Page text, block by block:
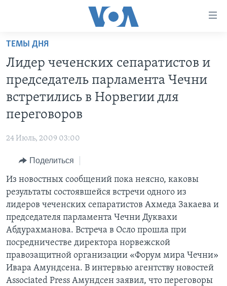
Перейти
основной
контент
Перейти
основной
Перейти
поиск
ПРОГРАММЫ
ДИСКУССИЯ VOA
ДЕТАЛИ
НЬЮ-ЙОРК NEW YORK
АМЕРИКА. БОЛЬШОЕ ПУТЕШЕСТВИЕ
ПРОЕКТЫ
АРТЕФАКТЫ
АМЕРИКАНСКИЕ ГОРОДКИ
ТЕСТЫ
ФАКТЫ ПРОТИВ ФЕЙКОВ
ЗА СВОБОДУ ПРЕССЫ
УЧИМ АНГЛИЙСКИЙ
ВИДЕО
ПОДПИСКА НА НОВОСТИ
Learning English
СОЦИАЛЬНЫЕ СЕТИ
ТЕМЫ ДНЯ
Лидер чеченских сепаратистов и
председатель парламента Чечни
встретились в Норвегии для
переговоров
24 Июль, 2009 03:00
Поделиться
Из новостных сообщений пока неясно, каковы
результаты состоявшейся встречи одного из
лидеров чеченских сепаратистов Ахмеда Закаева и
председателя парламента Чечни Дуквахи
Абдурахманова. Встреча в Осло прошла при
посредничестве директора норвежской
правозащитной организации «Форум мира Чечни»
Ивара Амундсена. В интервью агентству новостей
Associated Press Амундсен заявил, что переговоры